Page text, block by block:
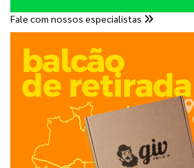
Fale com nossos especialistas